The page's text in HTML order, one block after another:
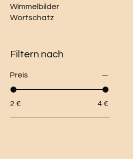
Wimmelbilder
Wortschatz
Filtern nach
Preis
2 € 4 €